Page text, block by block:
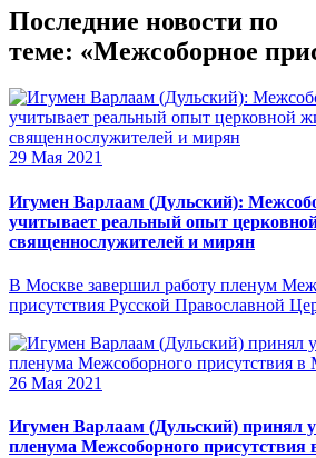
Последние новости по
теме: «Межсоборное
29 Мая 2021
Игумен Варлаам (Дульский):
учитывает реальный опыт
священнослужителей и мирян
В Москве завершил работу пленум
присутствия Русской Православной
26 Мая 2021
Игумен Варлаам (Дульский) принял
пленума Межсоборного присутствия